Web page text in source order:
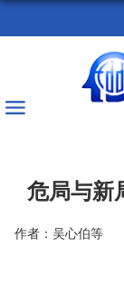
危局与新
作者：吴心伯等